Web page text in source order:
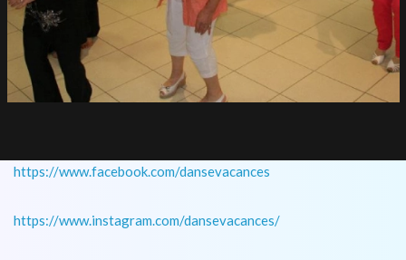
https://www.facebook.com/dansevacances
https://www.instagram.com/dansevacances/